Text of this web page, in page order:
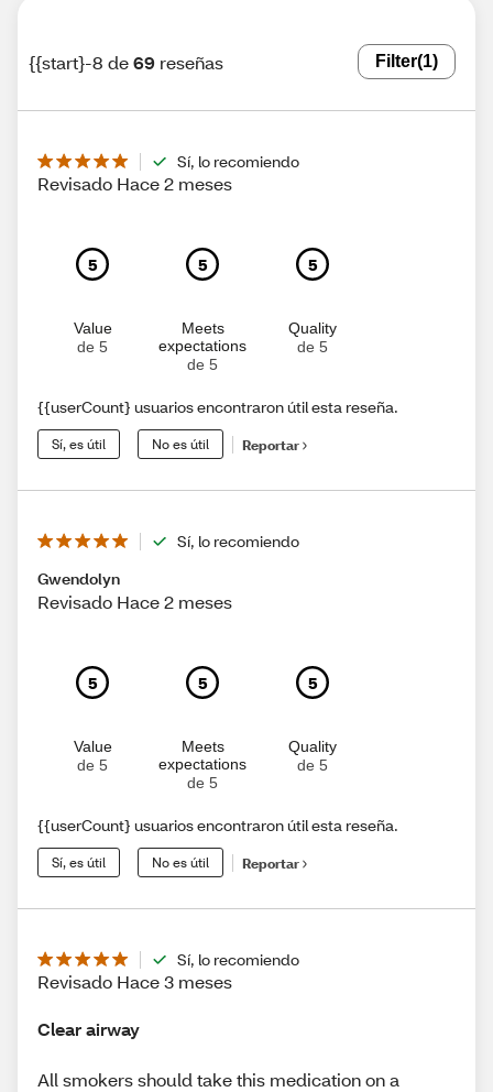
{{start}-8 de69 reseñas Filter(1)
Sí, lo recomiendo
Revisado Hace 2 meses
5
Value
de 5
5
Meets
expectations
de 5
5
Quality
de 5
{{userCount} usuarios encontraron útil esta reseña.
Sí, es útil No es útil Reportar
Sí, lo recomiendo
Gwendolyn
Revisado Hace 2 meses
5
Value
de 5
5
Meets
expectations
de 5
5
Quality
de 5
{{userCount} usuarios encontraron útil esta reseña.
Sí, es útil No es útil Reportar
Sí, lo recomiendo
Revisado Hace 3 meses
Clear airway
All smokers should take this medication on a